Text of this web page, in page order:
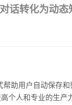
话转化为动态
助用户自动保存
个人和专业的生